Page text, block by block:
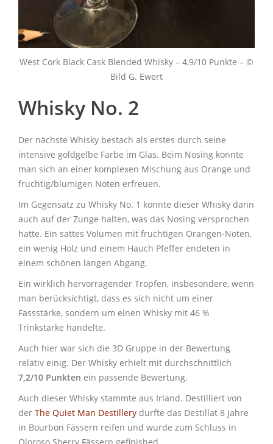
West Cork Black Cask Blended Whisky – 4,9/10 Punkte – ©
Bild G. Ewert
Whisky No. 2
Der nächste Whisky bestach als erstes durch seine
intensive goldgelbe Farbe im Glas. Beim Nosing konnte
man sich an einer komplexen Mischung aus Orange und
fruchtig/blumigen Noten erfreuen.
Im Gegensatz zu Whisky No. 1 konnte dieser Whisky dann
auch auf der Zunge halten, was das Nosing versprochen
hatte. Ein sattes Volumen mit fruchtigen Orangen-Noten,
ein wenig Holz und einem Hauch Pfeffer endeten in
einem schönen langen Abgang.
Ein wirklich hervorragender Tropfen, insbesondere, wenn
man berücksichtigt, dass es sich nicht um einer
Fassstärke, sondern um einen Whisky mit 46 %
Trinkstärke handelte.
Auch hier war sich die 3D Gruppe in der Bewertung
relativ einig. Der Whisky erhielt mit durchschnittlich
7,2/10 Punkten ein passende Bewertung.
Auch dieser Whisky stammte aus Irland. Destilliert von
der The Quiet Man Destillery durfte das Destillat 8 Jahre
in Bourbon Fässern reifen und wurde zum Schluss in